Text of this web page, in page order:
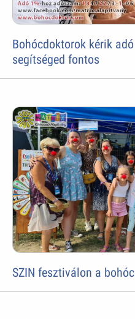
Bohócdoktorok kérik
segítséged fontos
SZIN fesztiválon a